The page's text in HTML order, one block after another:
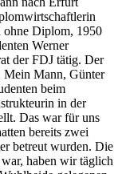
ohne Diplom, 1950
Werner
der FDJ tätig. Der
Mein Mann, Günter
beim
in der
Das war für uns
bereits zwei
betreut wurden. Die
haben wir täglich